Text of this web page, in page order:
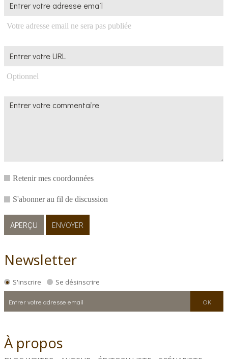
Newsletter
S'inscrire Se désinscrire
À propos
Votre adresse email ne sera pas publiée
Optionnel
Retenir mes coordonnées
S'abonner au fil de discussion